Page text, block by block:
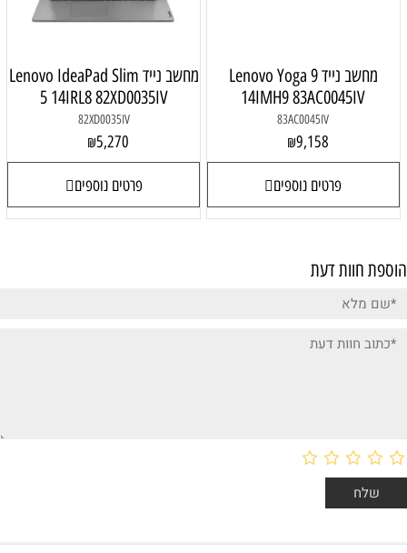
מחשב נייד Lenovo Yoga 9
14IMH9 83AC0045IV
83AC0045IV
₪9,158
פרטים נוספים
מחשב נייד Lenovo IdeaPad Slim
5 14IRL8 82XD0035IV
82XD0035IV
₪5,270
פרטים נוספים
הוספת חוות דעת